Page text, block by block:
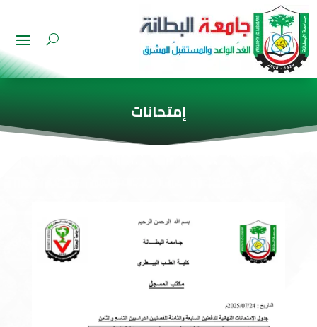
إمتحانات